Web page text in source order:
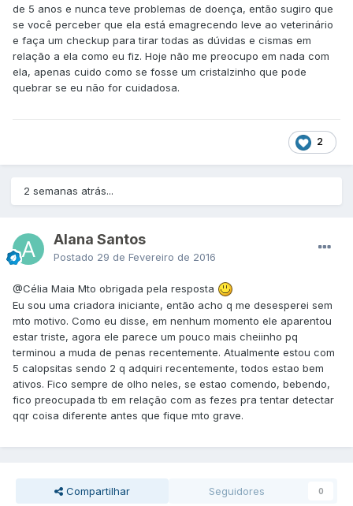
de 5 anos e nunca teve problemas de doença, então sugiro que
se você perceber que ela está emagrecendo leve ao veterinário
e faça um checkup para tirar todas as dúvidas e cismas em
relação a ela como eu fiz. Hoje não me preocupo em nada com
ela, apenas cuido como se fosse um cristalzinho que pode
quebrar se eu não for cuidadosa.
2
2 semanas atrás...
Alana Santos
Postado 29 de Fevereiro de 2016
@Célia Maia Mto obrigada pela resposta
Eu sou uma criadora iniciante, então acho q me desesperei sem
mto motivo. Como eu disse, em nenhum momento ele aparentou
estar triste, agora ele parece um pouco mais cheiinho pq
terminou a muda de penas recentemente. Atualmente estou com
5 calopsitas sendo 2 q adquiri recentemente, todos estao bem
ativos. Fico sempre de olho neles, se estao comendo, bebendo,
fico preocupada tb em relação com as fezes pra tentar detectar
qqr coisa diferente antes que fique mto grave.
Compartilhar Seguidores 0